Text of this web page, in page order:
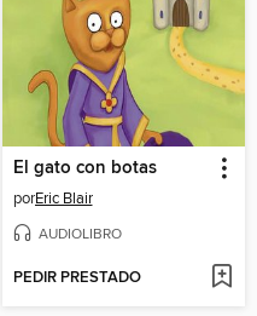
El gato con botas
porEric Blair
AUDIOLIBRO
PEDIR PRESTADO